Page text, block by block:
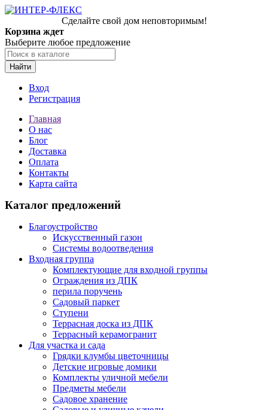
Сделайте свой дом неповторимым!
Корзина ждет
Выберите любое предложение
Найти
Вход
Регистрация
Главная
О нас
Блог
Доставка
Оплата
Контакты
Карта сайта
Каталог предложений
Благоустройство
Искусственный газон
Системы водоотведения
Входная группа
Комплектующие для входной группы
Ограждения из ДПК
перила поручень
Садовый паркет
Ступени
Террасная доска из ДПК
Террасный керамогранит
Для участка и сада
Грядки клумбы цветочницы
Детские игровые домики
Комплекты уличной мебели
Предметы мебели
Садовое хранение